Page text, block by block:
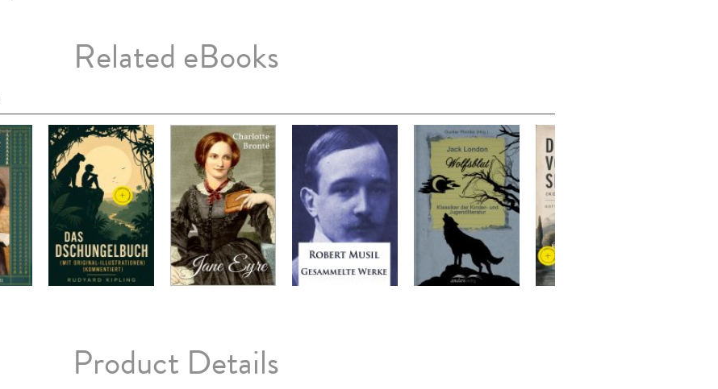
Related eBooks
Product Details